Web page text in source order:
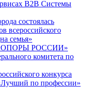
В2В Системы
состоялась
всероссийского
семья»
«ОПОРЫ РОССИИ»
комитета по
конкурса
по профессии»